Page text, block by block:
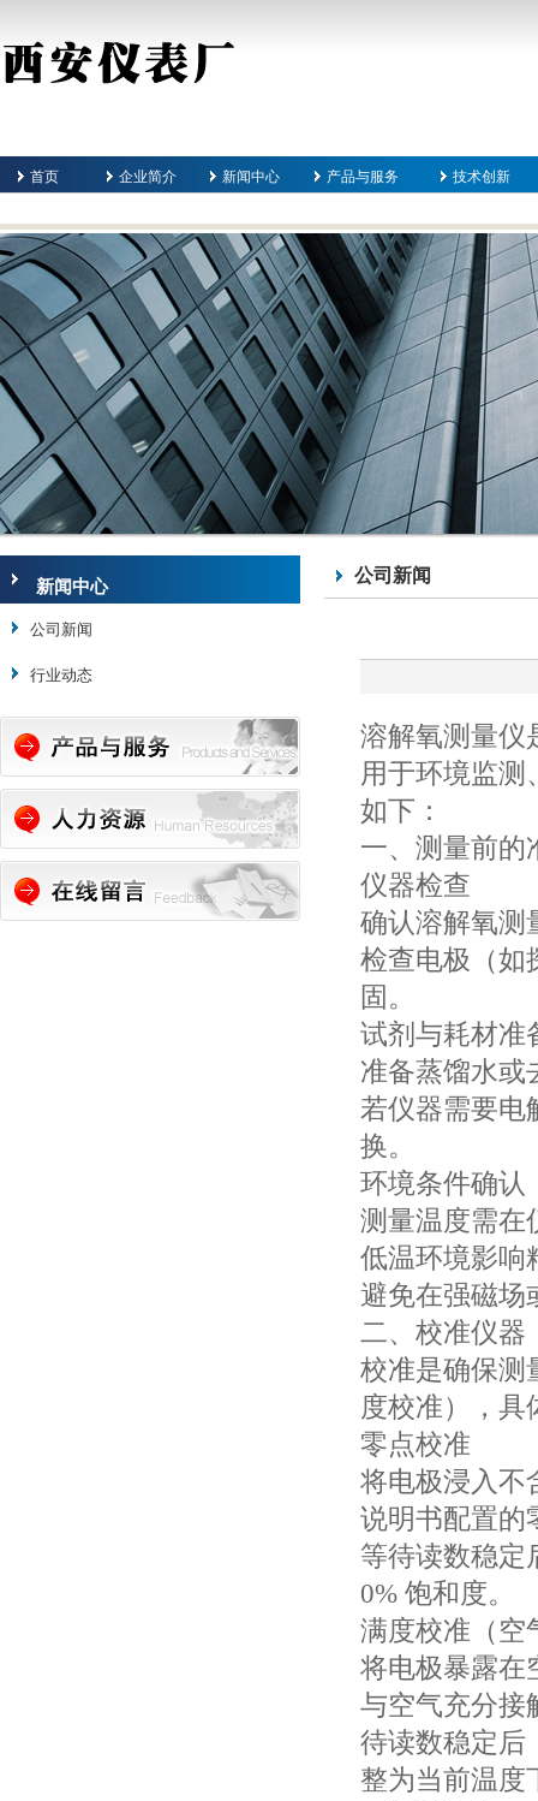
首页 企业简介 新闻中心 产品与服务 技术创新
新闻中心
公司新闻
行业动态
公司新闻
溶解氧测量仪
用于环境监测
如下：
一、测量前的
仪器检查
确认溶解氧测
检查电极（如
固。
试剂与耗材准
准备蒸馏水或
若仪器需要电
换。
环境条件确认
测量温度需在
低温环境影响
避免在强磁场
二、校准仪器
校准是确保测
度校准），具
零点校准
将电极浸入不
说明书配置的
等待读数稳定
0% 饱和度。
满度校准（空
将电极暴露在
与空气充分接
待读数稳定后
整为当前温度